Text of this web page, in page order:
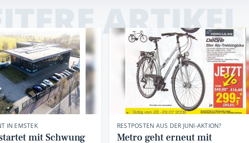
ARTIKEL
IN EMSTEK
mit Schwung
RESTPOSTEN AUS DER JUNI-AKTION?
Metro geht erneut mit